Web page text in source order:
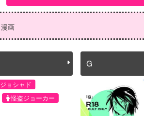
画
ジョシャド
怪盗ジョーカー
G